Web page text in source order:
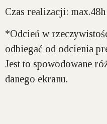
Czas realizacji: max.48h
*Odcień w
odbiegać od odcienia
Jest to spowodowane
danego ekranu.